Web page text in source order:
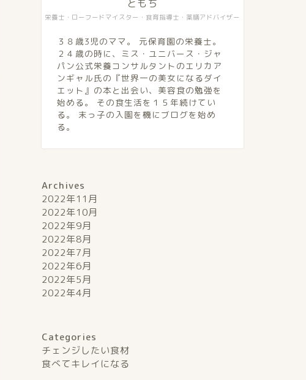
２選【Fishlle】【GREEN SPOON】
2022年11月12日
食べてキレイになる
【フィシュル（Fishlle！）】口コミ
や評判は？未利用魚のサブスク宅配
で魚不足を解消！
食べてキレイになる
栄養士・ローフードマイスター・食育指導士・薬膳アドバイザー
ともち
３８歳3児のママ。 元保育園の栄養士。
２４歳の時に、ミス・ユニバース・ジャ
パン公式栄養コンサルタントのエリカア
ンギャル氏の『世界一の美女になるダイ
エット』の本と出会い、美容食の勉強を
始める。 その食生活を１５年続けてい
る。 末っ子の入園を機にブログを始め
る。
Archives
2022年11月
2022年10月
2022年9月
2022年8月
2022年7月
2022年6月
2022年5月
2022年4月
Categories
チェンジしたい食材
食べてキレイになる